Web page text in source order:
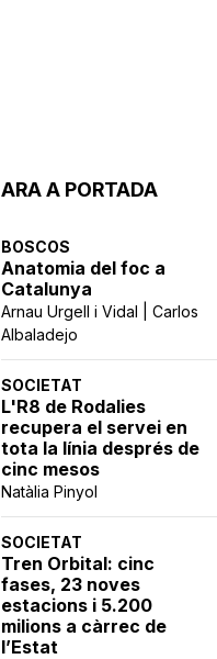
ARA A PORTADA
BOSCOS
Anatomia del foc a
Catalunya
Arnau Urgell i Vidal | Carlos
Albaladejo
SOCIETAT
L'R8 de Rodalies
recupera el servei en
tota la línia després de
cinc mesos
Natàlia Pinyol
SOCIETAT
Tren Orbital: cinc
fases, 23 noves
estacions i 5.200
milions a càrrec de
l’Estat